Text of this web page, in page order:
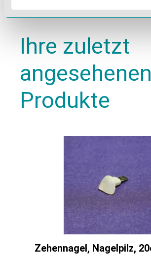
Ihre zuletzt
angesehenen
Produkte